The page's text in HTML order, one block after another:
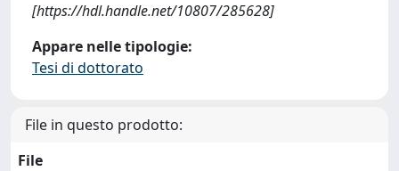
[https://hdl.handle.net/10807/285628]
Appare nelle tipologie:
Tesi di dottorato
File in questo prodotto:
File